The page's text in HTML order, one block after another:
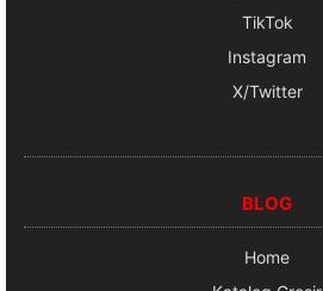
TikTok
Instagram
X/Twitter
BLOG
Home